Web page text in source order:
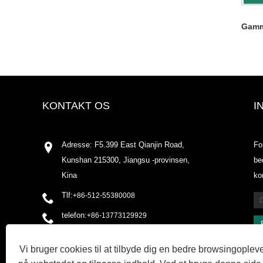
KONTAKT OS
Adresse: F5.399 East Qianjin Road,
Kunshan 215300, Jiangsu -provinsen,
Kina
Tlf:+86-512-55380008
telefon:+86-13773129929
Fax: +86-512-55380009
Vi bruger cookies til at tilbyde dig en bedre